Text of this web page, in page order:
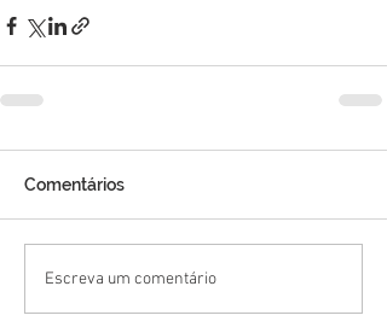
Comentários
Escreva um comentário